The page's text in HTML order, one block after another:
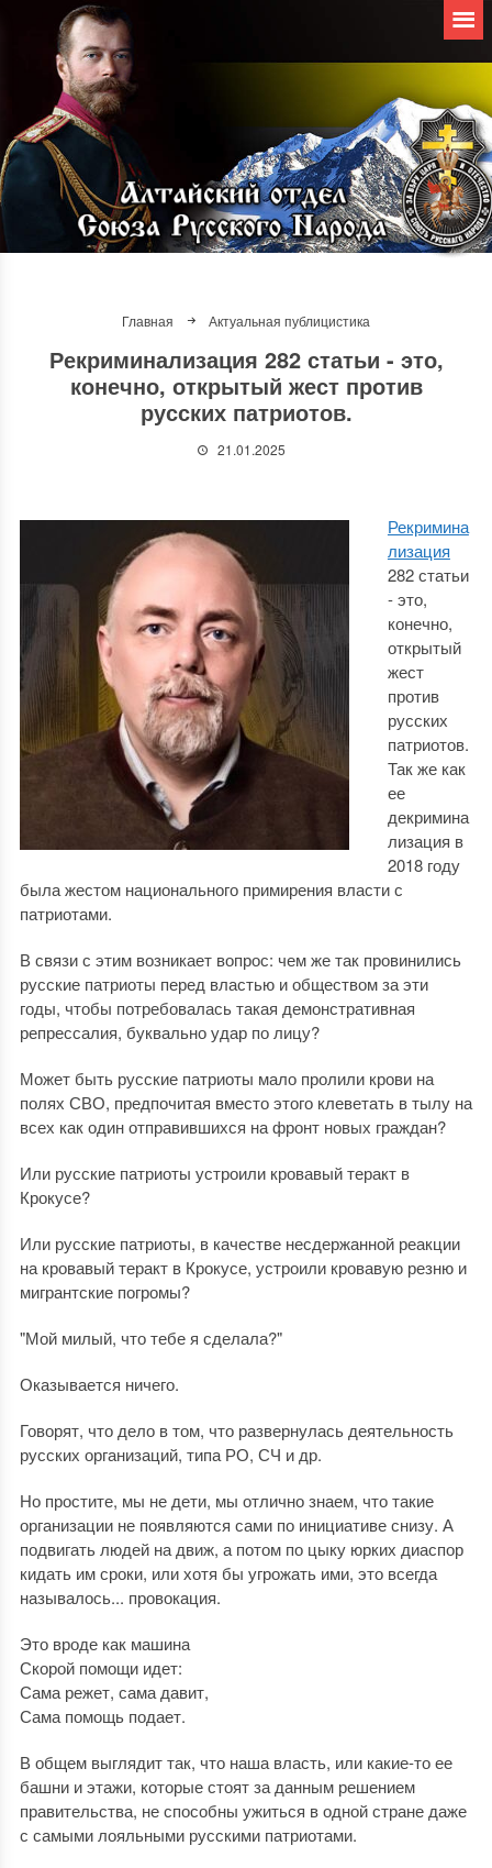
Главная Актуальная публицистика
Рекриминализация 282 статьи - это,
конечно, открытый жест против
русских патриотов.
21.01.2025
Рекримина
лизация
282 статьи
- это,
конечно,
открытый
жест
против
русских
патриотов.
Так же как
ее
декримина
лизация в
2018 году
была жестом национального примирения власти с
патриотами.
В связи с этим возникает вопрос: чем же так провинились
русские патриоты перед властью и обществом за эти
годы, чтобы потребовалась такая демонстративная
репрессалия, буквально удар по лицу?
Может быть русские патриоты мало пролили крови на
полях СВО, предпочитая вместо этого клеветать в тылу на
всех как один отправившихся на фронт новых граждан?
Или русские патриоты устроили кровавый теракт в
Крокусе?
Или русские патриоты, в качестве несдержанной реакции
на кровавый теракт в Крокусе, устроили кровавую резню и
мигрантские погромы?
"Мой милый, что тебе я сделала?"
Оказывается ничего.
Говорят, что дело в том, что развернулась деятельность
русских организаций, типа РО, СЧ и др.
Но простите, мы не дети, мы отлично знаем, что такие
организации не появляются сами по инициативе снизу. А
подвигать людей на движ, а потом по цыку юрких диаспор
кидать им сроки, или хотя бы угрожать ими, это всегда
называлось... провокация.
Это вроде как машина
Скорой помощи идет:
Сама режет, сама давит,
Сама помощь подает.
В общем выглядит так, что наша власть, или какие-то ее
башни и этажи, которые стоят за данным решением
правительства, не способны ужиться в одной стране даже
с самыми лояльными русскими патриотами.